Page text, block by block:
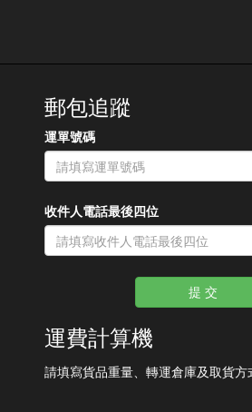
郵包追蹤
運單號碼
收件人電話最後四位
提 交
運費計算機
請填寫貨品重量、轉運倉庫及取貨方